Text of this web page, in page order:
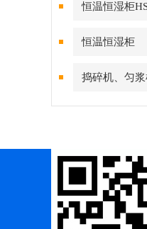
恒温恒湿柜
恒温恒湿柜
捣碎机、匀